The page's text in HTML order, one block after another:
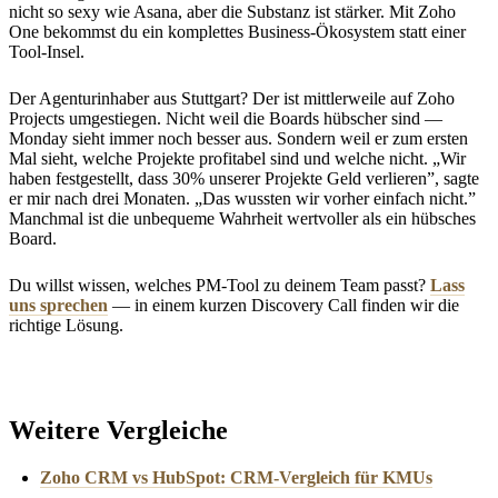
nicht so sexy wie Asana, aber die Substanz ist stärker. Mit Zoho
One bekommst du ein komplettes Business-Ökosystem statt einer
Tool-Insel.
Der Agenturinhaber aus Stuttgart? Der ist mittlerweile auf Zoho
Projects umgestiegen. Nicht weil die Boards hübscher sind —
Monday sieht immer noch besser aus. Sondern weil er zum ersten
Mal sieht, welche Projekte profitabel sind und welche nicht. „Wir
haben festgestellt, dass 30% unserer Projekte Geld verlieren”, sagte
er mir nach drei Monaten. „Das wussten wir vorher einfach nicht.”
Manchmal ist die unbequeme Wahrheit wertvoller als ein hübsches
Board.
Du willst wissen, welches PM-Tool zu deinem Team passt? Lass
uns sprechen — in einem kurzen Discovery Call finden wir die
richtige Lösung.
Weitere Vergleiche
Zoho CRM vs HubSpot: CRM-Vergleich für KMUs